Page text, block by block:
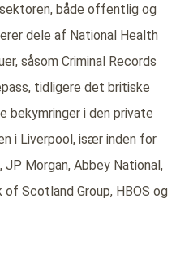
både offentlig og
dele af National Health
såsom Criminal Records
tidligere det britiske
bekymringer i den private
i Liverpool, især inden for
JP Morgan, Abbey National,
Scotland Group, HBOS og